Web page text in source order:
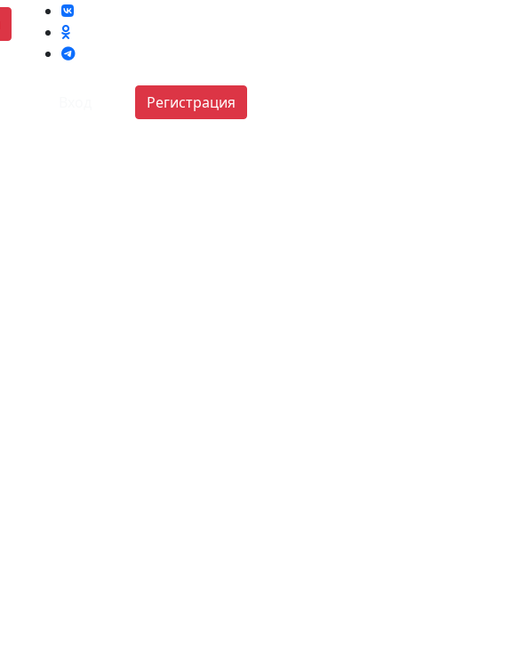
Регистрация